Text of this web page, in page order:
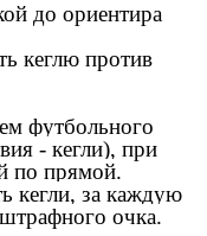
до ориентира
кеглю против
футбольного
- кегли), при
по прямой.
кегли, за каждую
очка.